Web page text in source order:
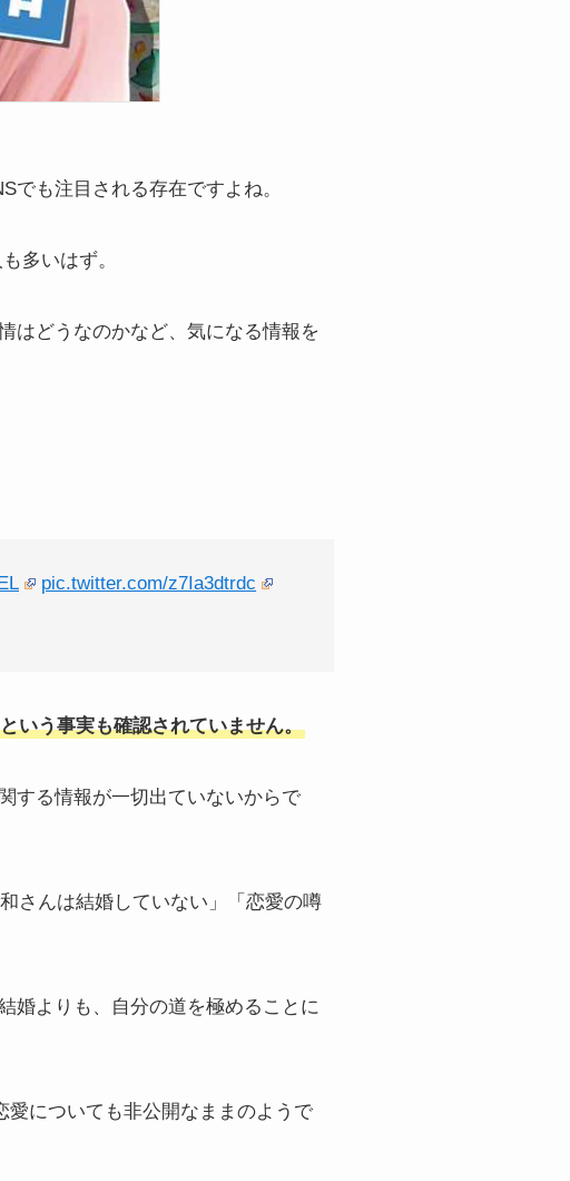
でも注目される存在ですよね。
多いはず。
はどうなのかなど、気になる情報を
pic.twitter.com/z7Ia3dtrdc
いう事実も確認されていません。
する情報が一切出ていないからで
さんは結婚していない」「恋愛の噂
婚よりも、自分の道を極めることに
愛についても非公開なままのようで